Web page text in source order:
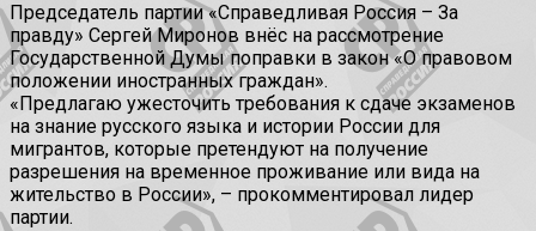
Председатель партии «Справедливая Россия – За
правду» Сергей Миронов внёс на рассмотрение
Государственной Думы поправки в закон «О правовом
положении иностранных граждан».
«Предлагаю ужесточить требования к сдаче экзаменов
на знание русского языка и истории России для
мигрантов, которые претендуют на получение
разрешения на временное проживание или вида на
жительство в России», – прокомментировал лидер
партии.